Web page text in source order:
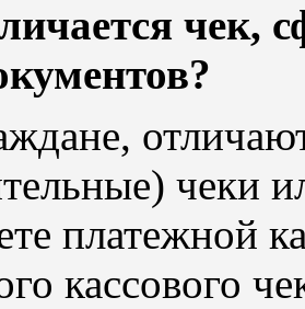
чек,
чеки
платежной
кассового